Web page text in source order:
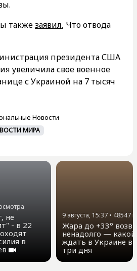
такжезаявил, Что отвода
президента США
увеличила свое военное
с Украиной на 7 тысяч
Новости
МИРА
не
- в 22
в
9 августа, 15:37 • 48547
Жара до +33°
ненадолго —
ждать в Украине в
три дня